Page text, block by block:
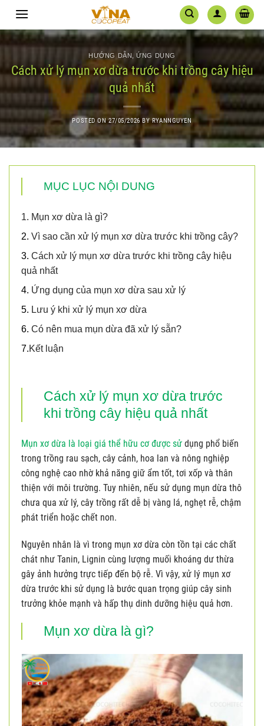
content
HƯỚNG DẪN ,ỨNG DỤNG
Cách xử lý mụn xơ dừa trước khi trồng cây hiệu
quả nhất
POSTED ON27/05/2026 BYRYANNGUYEN
MỤC LỤC NỘI DUNG
1. Mụn xơ dừa là gì?
2. Vì sao cần xử lý mụn xơ dừa trước khi trồng cây?
3. Cách xử lý mụn xơ dừa trước khi trồng cây hiệu
quả nhất
4. Ứng dụng của mụn xơ dừa sau xử lý
5. Lưu ý khi xử lý mụn xơ dừa
6. Có nên mua mụn dừa đã xử lý sẵn?
7.Kết luận
Cách xử lý mụn xơ dừa trước
khi trồng cây hiệu quả nhất
Mụn xơ dừa là loại giá thể hữu cơ được sử dụng phổ biến
trong trồng rau sạch, cây cảnh, hoa lan và nông nghiệp
công nghệ cao nhờ khả năng giữ ẩm tốt, tơi xốp và thân
thiện với môi trường. Tuy nhiên, nếu sử dụng mụn dừa thô
chưa qua xử lý, cây trồng rất dễ bị vàng lá, nghẹt rễ, chậm
phát triển hoặc chết non.
Nguyên nhân là vì trong mụn xơ dừa còn tồn tại các chất
chát như Tanin, Lignin cùng lượng muối khoáng dư thừa
gây ảnh hưởng trực tiếp đến bộ rễ. Vì vậy, xử lý mụn xơ
dừa trước khi sử dụng là bước quan trọng giúp cây sinh
trưởng khỏe mạnh và hấp thụ dinh dưỡng hiệu quả hơn.
Mụn xơ dừa là gì?